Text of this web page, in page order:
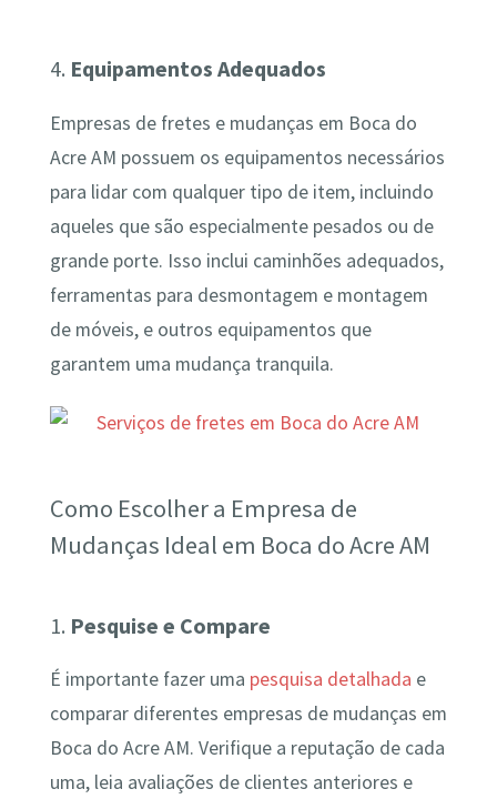
4. Equipamentos Adequados
Empresas de fretes e mudanças em Boca do
Acre AM possuem os equipamentos necessários
para lidar com qualquer tipo de item, incluindo
aqueles que são especialmente pesados ou de
grande porte. Isso inclui caminhões adequados,
ferramentas para desmontagem e montagem
de móveis, e outros equipamentos que
garantem uma mudança tranquila.
Como Escolher a Empresa de
Mudanças Ideal em Boca do Acre AM
1. Pesquise e Compare
É importante fazer uma pesquisa detalhada e
comparar diferentes empresas de mudanças em
Boca do Acre AM. Verifique a reputação de cada
uma, leia avaliações de clientes anteriores e